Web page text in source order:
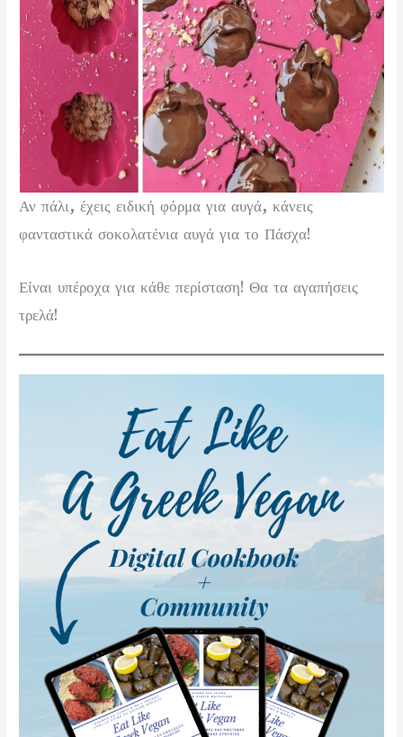
Αν πάλι, έχεις ειδική φόρμα για αυγά, κάνεις
φανταστικά σοκολατένια αυγά για το Πάσχα!
Είναι υπέροχα για κάθε περίσταση! Θα τα αγαπήσεις
τρελά!